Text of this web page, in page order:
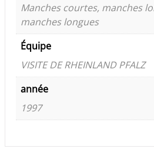
Manches courtes, manches
manches longues
Équipe
VISITE DE RHEINLAND PFALZ
année
1997